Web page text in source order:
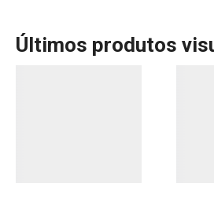
Últimos produtos